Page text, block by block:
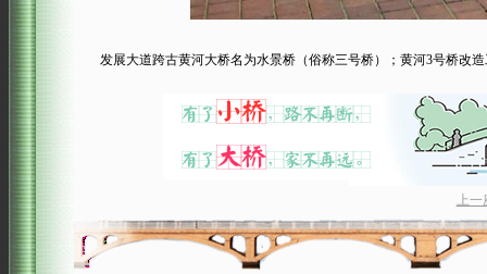
发展大道跨古黄河大桥名为水景桥（俗称三号桥）；黄河3号桥改造
上一